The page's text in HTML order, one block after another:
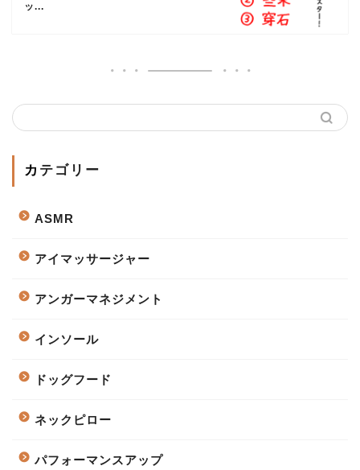
ッ...
カテゴリー
ASMR
アイマッサージャー
アンガーマネジメント
インソール
ドッグフード
ネックピロー
パフォーマンスアップ